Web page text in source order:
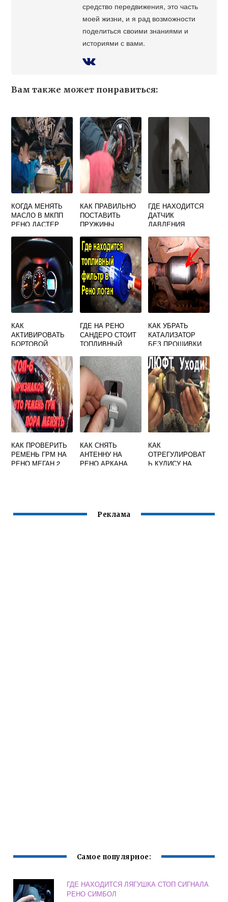
средство передвижения, это часть
моей жизни, и я рад возможности
поделиться своими знаниями и
историями с вами.
Вам также может понравиться:
КОГДА МЕНЯТЬ
МАСЛО В МКПП
РЕНО ДАСТЕР
КАК ПРАВИЛЬНО
ПОСТАВИТЬ
ПРУЖИНЫ
НА РЕНО ДАСТЕР
ЗАДНЕГО
ТОРМОЗНОГО
БАРАБАНА
ГДЕ НАХОДИТСЯ
ДАТЧИК
ДАВЛЕНИЯ
МАСТЕР 3
КАК
АКТИВИРОВАТЬ
БОРТОВОЙ
РЕНО САНДЕРО 1
ГДЕ НА РЕНО
САНДЕРО СТОИТ
ТОПЛИВНЫЙ
КАК УБРАТЬ
КАТАЛИЗАТОР
БЕЗ ПРОШИВКИ
КАК ПРОВЕРИТЬ
РЕМЕНЬ ГРМ НА
РЕНО МЕГАН 2
КАК СНЯТЬ
АНТЕННУ НА
РЕНО АРКАНА
КАК
ОТРЕГУЛИРОВАТ
Ь КУЛИСУ НА
Реклама
Самое популярное:
ГДЕ НАХОДИТСЯ ЛЯГУШКА СТОП СИГНАЛА
РЕНО СИМБОЛ